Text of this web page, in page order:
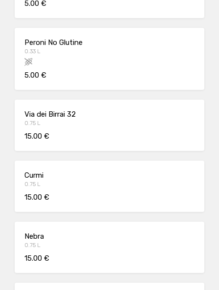
5.00 €
Peroni No Glutine
0.33 L
5.00 €
Via dei Birrai 32
0.75 L
15.00 €
Curmi
0.75 L
15.00 €
Nebra
0.75 L
15.00 €